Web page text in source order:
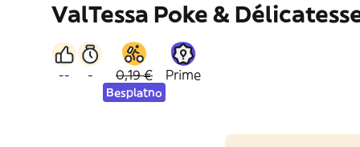
ValTessa Poke &
-- - 0,19 €
Besplatno
Prime